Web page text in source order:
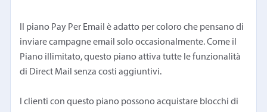
Il piano Pay Per Email è adatto per coloro che pensano di
inviare campagne email solo occasionalmente. Come il
Piano illimitato, questo piano attiva tutte le funzionalità
di Direct Mail senza costi aggiuntivi.
I clienti con questo piano possono acquistare blocchi di